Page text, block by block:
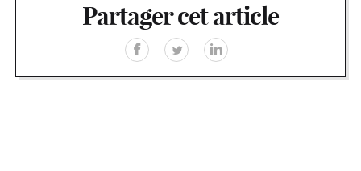
Partager cet article